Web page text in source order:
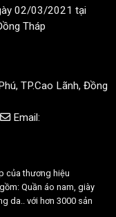
02/03/2021 tại
Tháp
TP.Cao Lãnh, Đồng
Email:
của thương hiệu
Quần áo nam, giày
da.. với hơn 3000 sản